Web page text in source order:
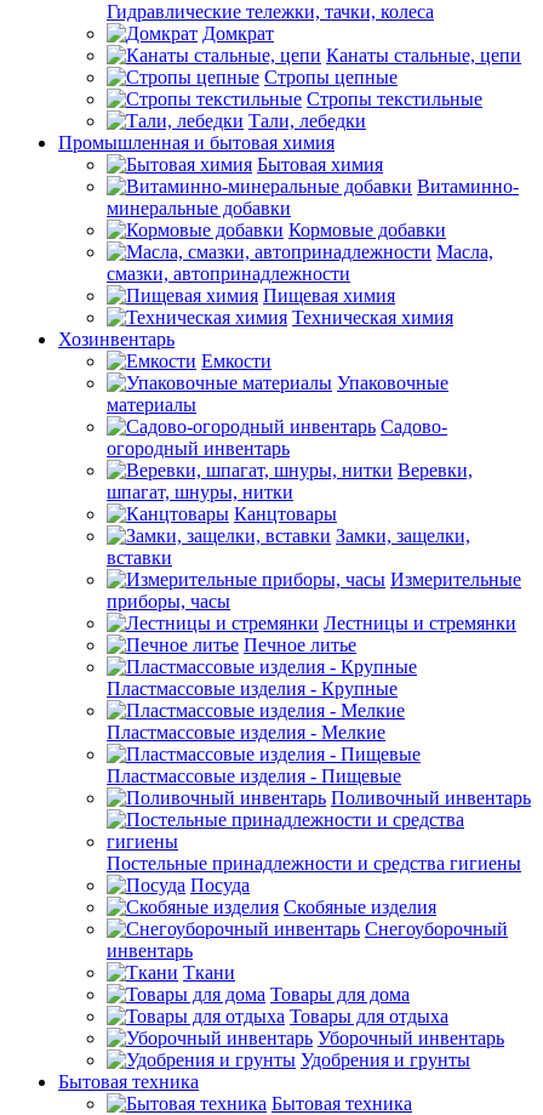
Гидравлические тележки, тачки, колеса
Домкрат
Канаты стальные, цепи
Стропы цепные
Стропы текстильные
Тали, лебедки
Промышленная и бытовая химия
Бытовая химия
Витаминно-
минеральные добавки
Кормовые добавки
Масла,
смазки, автопринадлежности
Пищевая химия
Техническая химия
Хозинвентарь
Емкости
Упаковочные
материалы
Садово-
огородный инвентарь
Веревки,
шпагат, шнуры, нитки
Канцтовары
Замки, защелки,
вставки
Измерительные
приборы, часы
Лестницы и стремянки
Печное литье
Пластмассовые изделия - Крупные
Пластмассовые изделия - Мелкие
Пластмассовые изделия - Пищевые
Поливочный инвентарь
Постельные принадлежности и средства гигиены
Посуда
Скобяные изделия
Снегоуборочный
инвентарь
Ткани
Товары для дома
Товары для отдыха
Уборочный инвентарь
Удобрения и грунты
Бытовая техника
Бытовая техника